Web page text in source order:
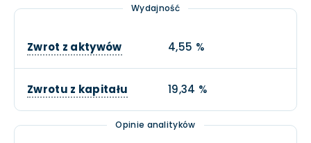
Wydajność
Zwrot z aktywów 4,55 %
Zwrotu z kapitału 19,34 %
Opinie analityków